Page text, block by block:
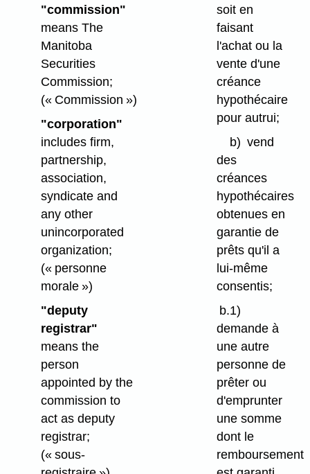
"commission"
means The
Manitoba
Securities
Commission;
(« Commission »)
"corporation"
includes firm,
partnership,
association,
syndicate and
any other
unincorporated
organization;
(« personne
morale »)
"deputy
registrar"
means the
person
appointed by the
commission to
act as deputy
registrar;
(« sous-
soit en
faisant
l'achat ou la
vente d'une
créance
hypothécaire
pour autrui;
b) vend
des
créances
hypothécaires
obtenues en
garantie de
prêts qu'il a
lui-même
consentis;
b.1)
demande à
une autre
personne de
prêter ou
d'emprunter
une somme
dont le
remboursement